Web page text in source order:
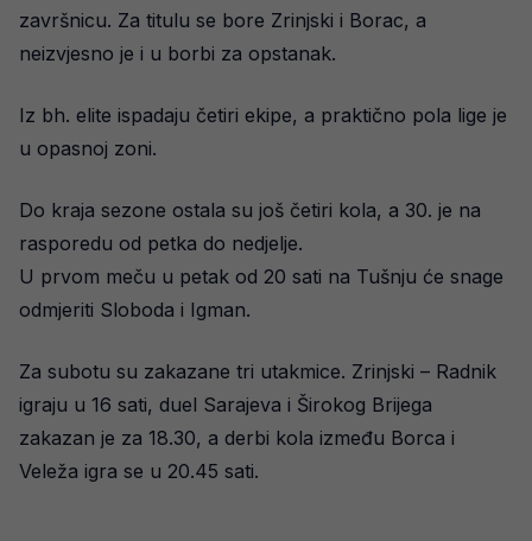
završnicu. Za titulu se bore Zrinjski i Borac, a
neizvjesno je i u borbi za opstanak.
Iz bh. elite ispadaju četiri ekipe, a praktično pola lige je
u opasnoj zoni.
Do kraja sezone ostala su još četiri kola, a 30. je na
rasporedu od petka do nedjelje.
U prvom meču u petak od 20 sati na Tušnju će snage
odmjeriti Sloboda i Igman.
Za subotu su zakazane tri utakmice. Zrinjski – Radnik
igraju u 16 sati, duel Sarajeva i Širokog Brijega
zakazan je za 18.30, a derbi kola između Borca i
Veleža igra se u 20.45 sati.